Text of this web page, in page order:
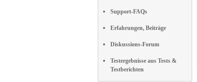
Support-FAQs
Erfahrungen, Beiträge
Diskussions-Forum
Testergebnisse aus Tests &
Testberichten